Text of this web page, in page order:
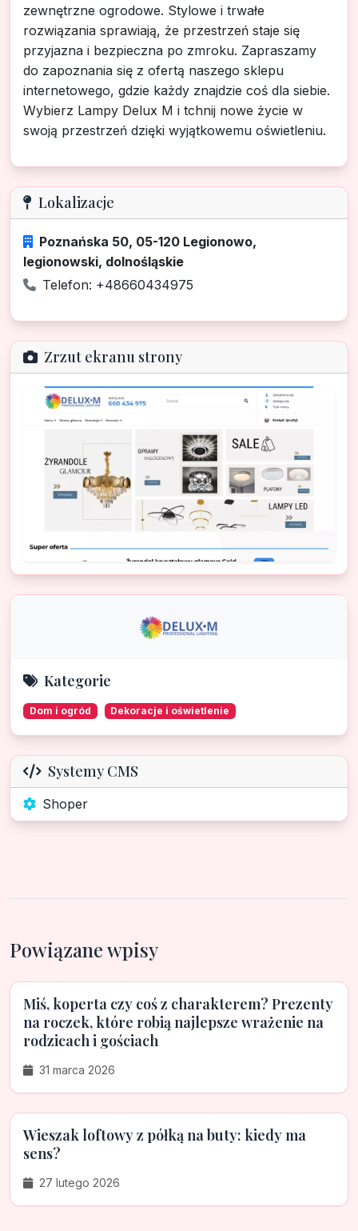
zewnętrzne ogrodowe. Stylowe i trwałe
rozwiązania sprawiają, że przestrzeń staje się
przyjazna i bezpieczna po zmroku. Zapraszamy
do zapoznania się z ofertą naszego sklepu
internetowego, gdzie każdy znajdzie coś dla siebie.
Wybierz Lampy Delux M i tchnij nowe życie w
swoją przestrzeń dzięki wyjątkowemu oświetleniu.
Lokalizacje
Poznańska 50, 05-120 Legionowo,
legionowski, dolnośląskie
Telefon: +48660434975
Zrzut ekranu strony
Kategorie
Dom i ogród Dekoracje i oświetlenie
Systemy CMS
Shoper
Powiązane wpisy
Miś, koperta czy coś z charakterem? Prezenty
na roczek, które robią najlepsze wrażenie na
rodzicach i gościach
31 marca 2026
Wieszak loftowy z półką na buty: kiedy ma
sens?
27 lutego 2026